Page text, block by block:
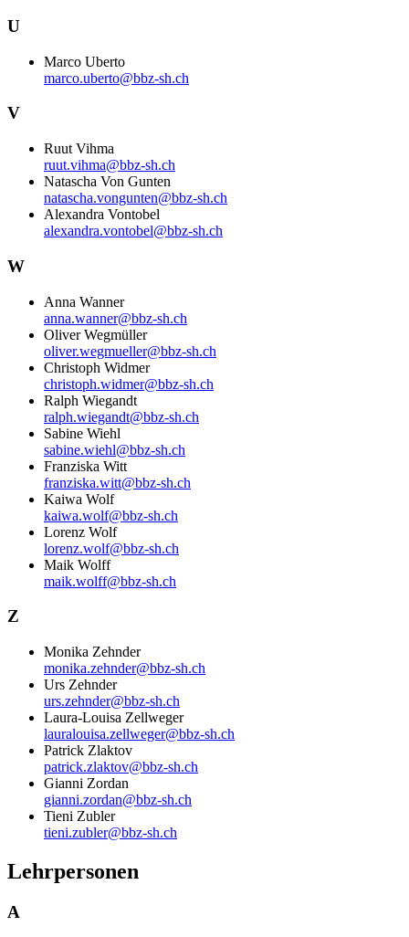
U
Marco Uberto
marco.uberto@bbz-sh.ch
V
Ruut Vihma
ruut.vihma@bbz-sh.ch
Natascha Von Gunten
natascha.vongunten@bbz-sh.ch
Alexandra Vontobel
alexandra.vontobel@bbz-sh.ch
W
Anna Wanner
anna.wanner@bbz-sh.ch
Oliver Wegmüller
oliver.wegmueller@bbz-sh.ch
Christoph Widmer
christoph.widmer@bbz-sh.ch
Ralph Wiegandt
ralph.wiegandt@bbz-sh.ch
Sabine Wiehl
sabine.wiehl@bbz-sh.ch
Franziska Witt
franziska.witt@bbz-sh.ch
Kaiwa Wolf
kaiwa.wolf@bbz-sh.ch
Lorenz Wolf
lorenz.wolf@bbz-sh.ch
Maik Wolff
maik.wolff@bbz-sh.ch
Z
Monika Zehnder
monika.zehnder@bbz-sh.ch
Urs Zehnder
urs.zehnder@bbz-sh.ch
Laura-Louisa Zellweger
lauralouisa.zellweger@bbz-sh.ch
Patrick Zlaktov
patrick.zlaktov@bbz-sh.ch
Gianni Zordan
gianni.zordan@bbz-sh.ch
Tieni Zubler
tieni.zubler@bbz-sh.ch
Lehrpersonen
A